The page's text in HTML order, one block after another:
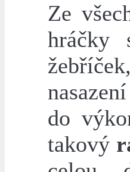
Ze
hráčky
do
takový